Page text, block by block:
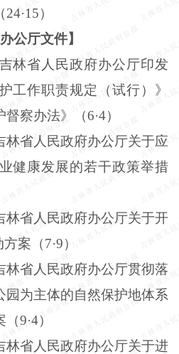
24·15）
公厅文件】
林省人民政府办公厅印发
工作职责规定（试行）》
督察办法》（6·4）
林省人民政府办公厅关于应
健康发展的若干政策举措
林省人民政府办公厅关于开
方案（7·9）
林省人民政府办公厅贯彻落
园为主体的自然保护地体系
（9·4）
林省人民政府办公厅关于进